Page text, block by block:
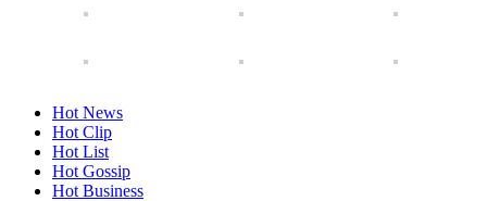
Hot News
Hot Clip
Hot List
Hot Gossip
Hot Business